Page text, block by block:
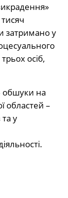
затримано у
осіб,
обшуки на
областей –
у